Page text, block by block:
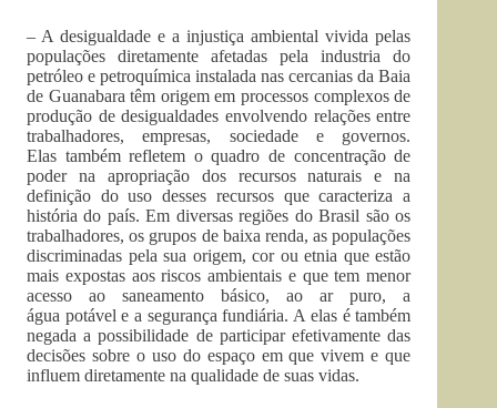
– A desigualdade e a injustiça ambiental vivida pelas
populações diretamente afetadas pela industria do
petróleo e petroquímica instalada nas cercanias da Baia
de Guanabara têm origem em processos complexos de
produção de desigualdades envolvendo relações entre
trabalhadores, empresas, sociedade e governos.
Elas também refletem o quadro de concentração de
poder na apropriação dos recursos naturais e na
definição do uso desses recursos que caracteriza a
história do país. Em diversas regiões do Brasil são os
trabalhadores, os grupos de baixa renda, as populações
discriminadas pela sua origem, cor ou etnia que estão
mais expostas aos riscos ambientais e que tem menor
acesso ao saneamento básico, ao ar puro, a
água potável e a segurança fundiária. A elas é também
negada a possibilidade de participar efetivamente das
decisões sobre o uso do espaço em que vivem e que
influem diretamente na qualidade de suas vidas.